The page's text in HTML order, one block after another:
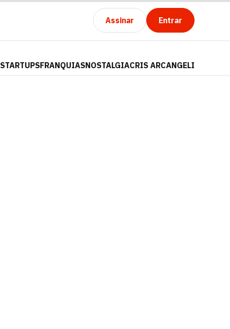
Assinar Entrar
STARTUPSFRANQUIASNOSTALGIACRIS ARCANGELI